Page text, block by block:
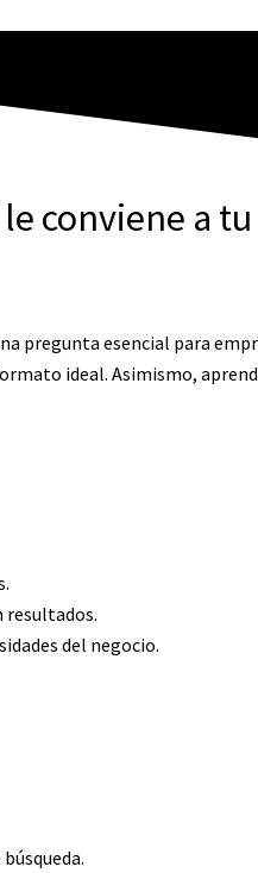
conviene a
pregunta esencial para
ideal. Asimismo,
resultados.
del negocio.